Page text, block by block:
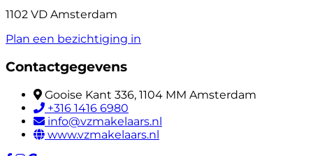
1102 VD Amsterdam
Plan een bezichtiging in
Contactgegevens
Gooise Kant 336, 1104 MM Amsterdam
+316 1416 6980
info@vzmakelaars.nl
www.vzmakelaars.nl